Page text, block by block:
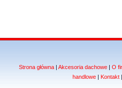
Strona główna| Akcesoria dachowe| O
handlowe| Kontakt|